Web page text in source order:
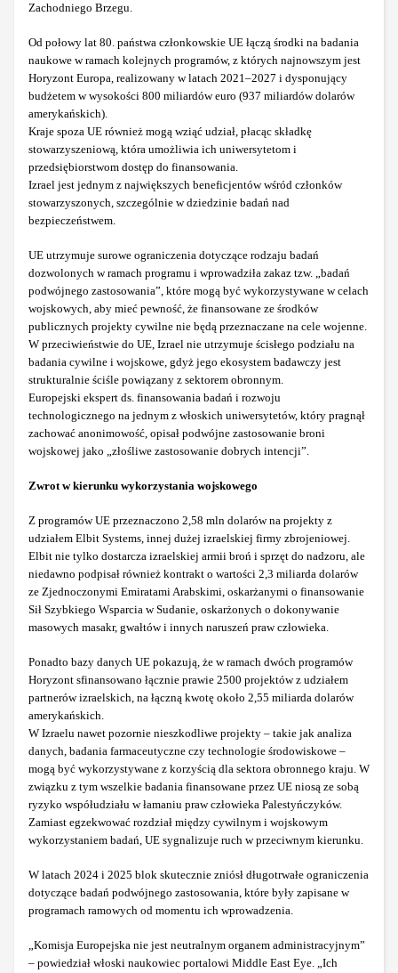
Zachodniego Brzegu.
Od połowy lat 80. państwa członkowskie UE łączą środki na badania
naukowe w ramach kolejnych programów, z których najnowszym jest
Horyzont Europa, realizowany w latach 2021–2027 i dysponujący
budżetem w wysokości 800 miliardów euro (937 miliardów dolarów
amerykańskich).
Kraje spoza UE również mogą wziąć udział, płacąc składkę
stowarzyszeniową, która umożliwia ich uniwersytetom i
przedsiębiorstwom dostęp do finansowania.
Izrael jest jednym z największych beneficjentów wśród członków
stowarzyszonych, szczególnie w dziedzinie badań nad
bezpieczeństwem.
UE utrzymuje surowe ograniczenia dotyczące rodzaju badań
dozwolonych w ramach programu i wprowadziła zakaz tzw. „badań
podwójnego zastosowania”, które mogą być wykorzystywane w celach
wojskowych, aby mieć pewność, że finansowane ze środków
publicznych projekty cywilne nie będą przeznaczane na cele wojenne.
W przeciwieństwie do UE, Izrael nie utrzymuje ścisłego podziału na
badania cywilne i wojskowe, gdyż jego ekosystem badawczy jest
strukturalnie ściśle powiązany z sektorem obronnym.
Europejski ekspert ds. finansowania badań i rozwoju
technologicznego na jednym z włoskich uniwersytetów, który pragnął
zachować anonimowość, opisał podwójne zastosowanie broni
wojskowej jako „złośliwe zastosowanie dobrych intencji”.
Zwrot w kierunku wykorzystania wojskowego
Z programów UE przeznaczono 2,58 mln dolarów na projekty z
udziałem Elbit Systems, innej dużej izraelskiej firmy zbrojeniowej.
Elbit nie tylko dostarcza izraelskiej armii broń i sprzęt do nadzoru, ale
niedawno podpisał również kontrakt o wartości 2,3 miliarda dolarów
ze Zjednoczonymi Emiratami Arabskimi, oskarżanymi o finansowanie
Sił Szybkiego Wsparcia w Sudanie, oskarżonych o dokonywanie
masowych masakr, gwałtów i innych naruszeń praw człowieka.
Ponadto bazy danych UE pokazują, że w ramach dwóch programów
Horyzont sfinansowano łącznie prawie 2500 projektów z udziałem
partnerów izraelskich, na łączną kwotę około 2,55 miliarda dolarów
amerykańskich.
W Izraelu nawet pozornie nieszkodliwe projekty – takie jak analiza
danych, badania farmaceutyczne czy technologie środowiskowe –
mogą być wykorzystywane z korzyścią dla sektora obronnego kraju. W
związku z tym wszelkie badania finansowane przez UE niosą ze sobą
ryzyko współudziału w łamaniu praw człowieka Palestyńczyków.
Zamiast egzekwować rozdział między cywilnym i wojskowym
wykorzystaniem badań, UE sygnalizuje ruch w przeciwnym kierunku.
W latach 2024 i 2025 blok skutecznie zniósł długotrwałe ograniczenia
dotyczące badań podwójnego zastosowania, które były zapisane w
programach ramowych od momentu ich wprowadzenia.
„Komisja Europejska nie jest neutralnym organem administracyjnym”
– powiedział włoski naukowiec portalowi Middle East Eye. „Ich